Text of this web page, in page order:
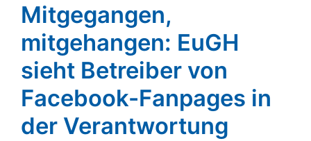
Mitgegangen,
mitgehangen: EuGH
sieht Betreiber von
Facebook-Fanpages in
der Verantwortung